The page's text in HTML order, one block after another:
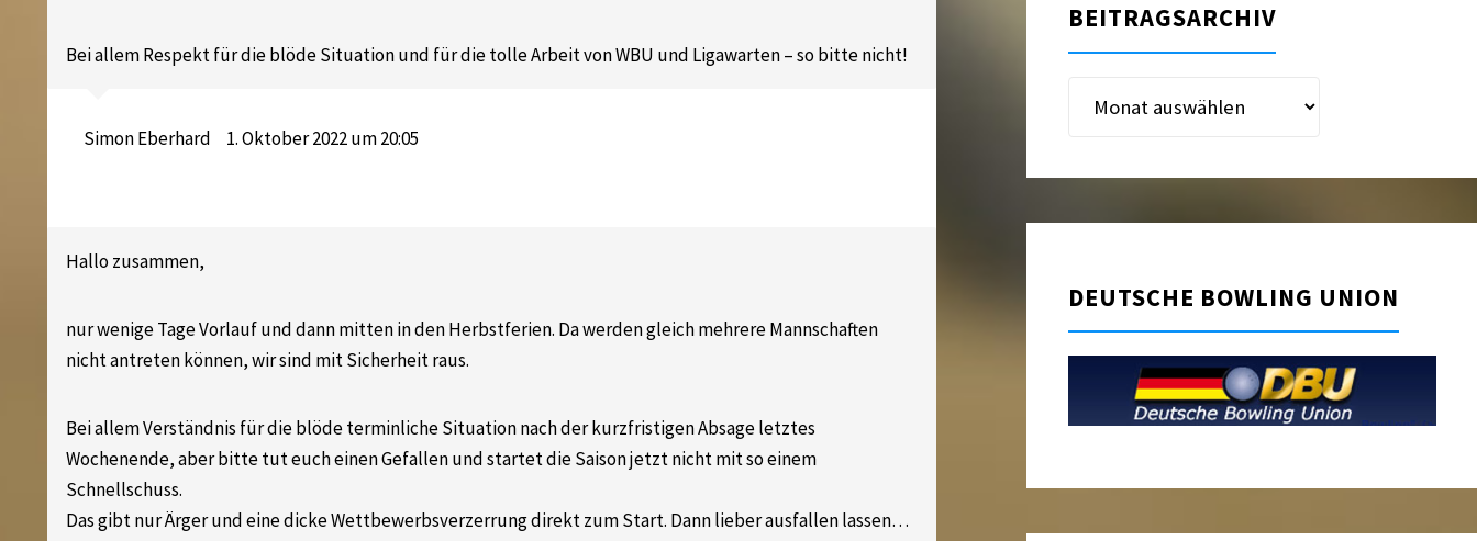
Bei allem Respekt für die blöde Situation und für die tolle Arbeit von WBU und Ligawarten – so bitte nicht!
Simon Eberhard 1. Oktober 2022 um 20:05
Hallo zusammen,
nur wenige Tage Vorlauf und dann mitten in den Herbstferien. Da werden gleich mehrere Mannschaften
nicht antreten können, wir sind mit Sicherheit raus.
Bei allem Verständnis für die blöde terminliche Situation nach der kurzfristigen Absage letztes
Wochenende, aber bitte tut euch einen Gefallen und startet die Saison jetzt nicht mit so einem
Schnellschuss.
Das gibt nur Ärger und eine dicke Wettbewerbsverzerrung direkt zum Start. Dann lieber ausfallen lassen…
BEITRAGSARCHIV
Beitragsarchiv
DEUTSCHE BOWLING UNION